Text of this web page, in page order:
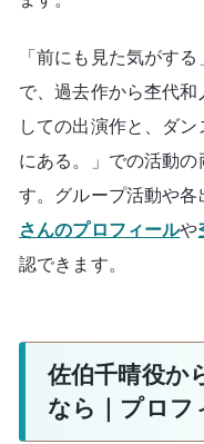
「前にも見た気がす
で、過去作から杢代
しての出演作と、ダ
にある。」での活動
す。グループ活動や
さんのプロフィールや
認できます。
佐伯千晴役か
なら｜プロフ